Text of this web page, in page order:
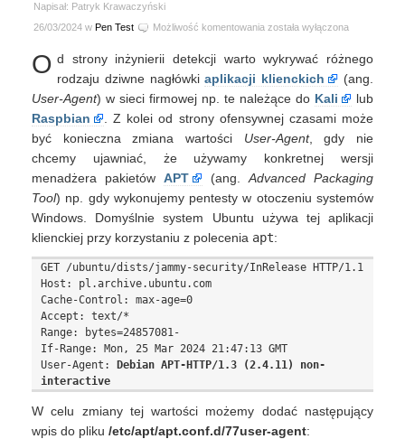
Napisał: Patryk Krawaczyński
26/03/2024 w Pen Test Możliwość komentowania Wykrywanie
zmiana
nagłówka
HTTP
User-
Agent
dla
APT
została wyłączona
O d strony inżynierii detekcji warto wykrywać różnego
rodzaju dziwne nagłówkiaplikacji klienckich
(ang.
User-Agent) w sieci firmowej np. te należące do Kali
lub
Raspbian
. Z kolei od strony ofensywnej czasami może
być konieczna zmiana wartości User-Agent, gdy nie
chcemy ujawniać, że używamy konkretnej wersji
menadżera pakietów APT (ang. Advanced Packaging
Tool) np. gdy wykonujemy pentesty w otoczeniu systemów
Windows. Domyślnie system Ubuntu używa tej aplikacji
klienckiej przy korzystaniu z polecenia apt:
GET /ubuntu/dists/jammy-security/InRelease HTTP/1.1
Host: pl.archive.ubuntu.com
Cache-Control: max-age=0
Accept: text/*
Range: bytes=24857081-
If-Range: Mon, 25 Mar 2024 21:47:13 GMT
User-Agent:
Debian APT-HTTP/1.3 (2.4.11) non-
interactive
W celu zmiany tej wartości możemy dodać następujący
wpis do pliku /etc/apt/apt.conf.d/77user-agent: